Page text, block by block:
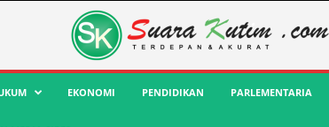
EKONOMI PENDIDIKAN PARLEMENTARIA